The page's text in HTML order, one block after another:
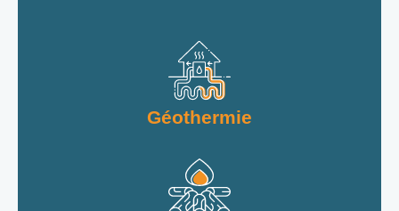
Géothermie